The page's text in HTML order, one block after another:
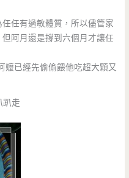
任有過敏體質，所以儘管家
阿月還是撐到六個月才讓任
嬤已經先偷偷餵他吃超大顆又